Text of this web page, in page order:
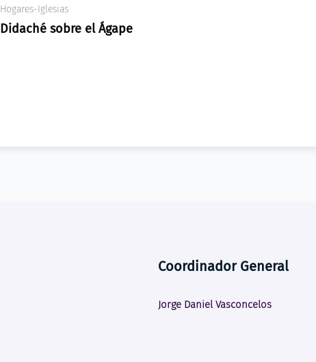
Hogares-Iglesias
Didaché sobre el Ágape
Coordinador General
Jorge Daniel Vasconcelos